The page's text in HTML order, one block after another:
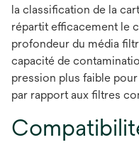
la classification de la
répartit efficacement le
profondeur du média
capacité de
pression plus faible
par rapport aux filtres